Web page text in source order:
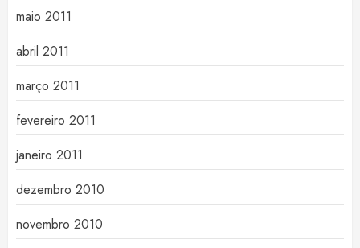
maio 2011
abril 2011
março 2011
fevereiro 2011
janeiro 2011
dezembro 2010
novembro 2010